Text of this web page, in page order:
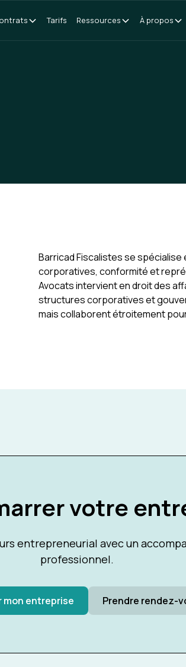
Tarifs Ressources À propos
Barricad Fiscalistes se
corporatives, conformité et
Avocats intervient en droit des
structures corporatives et
mais collaborent étroitement
votre
entrepreneurial avec un
professionnel.
mon entreprise Prendre rendez-